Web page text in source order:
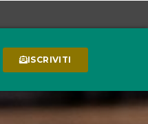
ISCRIVITI